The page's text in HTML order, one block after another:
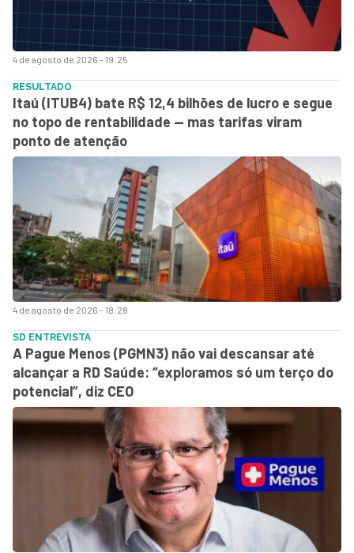
4 de agosto de 2026 - 19:25
4 de agosto de 2026 - 18:28
RESULTADO
Itaú (ITUB4) bate R$ 12,4 bilhões de lucro e segue
no topo de rentabilidade — mas tarifas viram
ponto de atenção
SD ENTREVISTA
A Pague Menos (PGMN3) não vai descansar até
alcançar a RD Saúde: “exploramos só um terço do
potencial”, diz CEO